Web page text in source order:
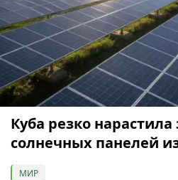
Куба резко нарастила
солнечных панелей
МИР